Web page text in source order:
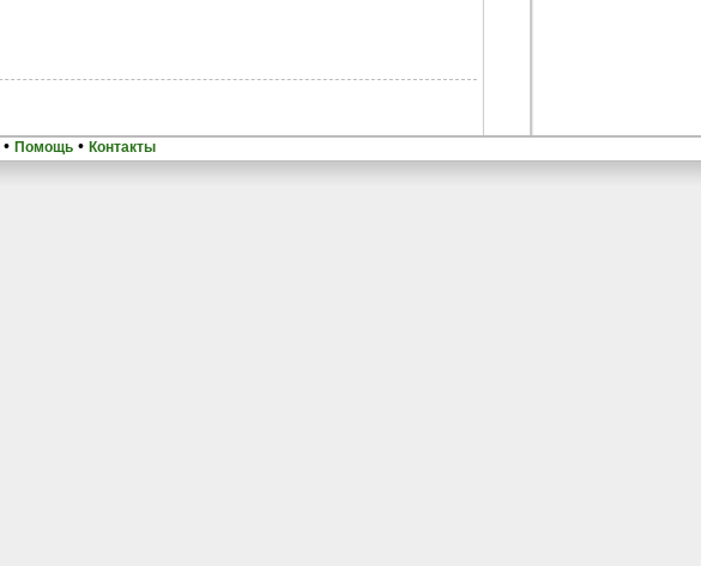
• Помощь • Контакты